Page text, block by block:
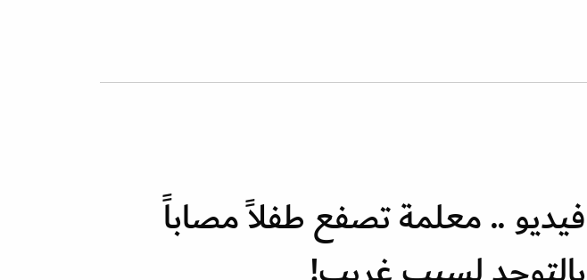
فيديو .. معلمة تصفع طفلاً مصاباً